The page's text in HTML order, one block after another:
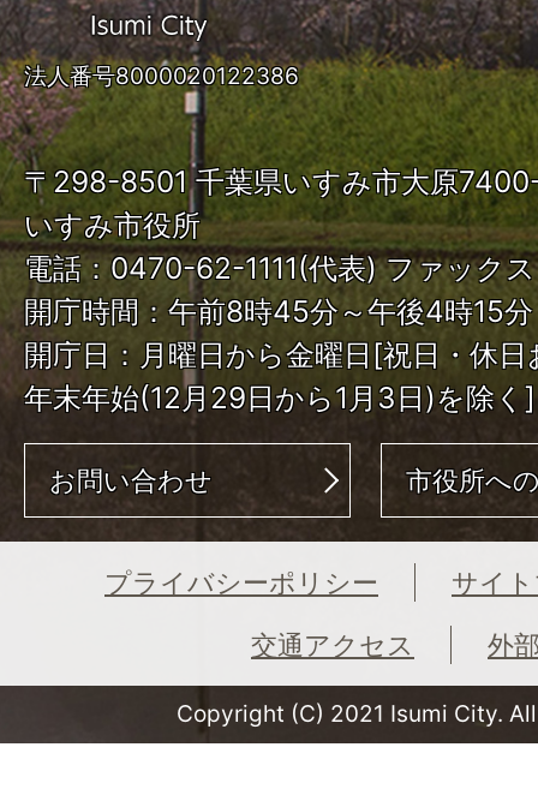
み
市
ISUMI
City
法人番号8000020122386
〒298-8501 千葉県いすみ市大原
いすみ市役所
電話：0470-62-1111(代表) ファック
開庁時間：午前8時45分～午後4時15分
開庁日：月曜日から金曜日[祝日・休日
年末年始(12月29日から1月3日)を除く]
お問い合わせ 市役所へ
プライバシーポリシー
サイ
交通アクセス
外
Copyright (C) 2021 Isumi City.